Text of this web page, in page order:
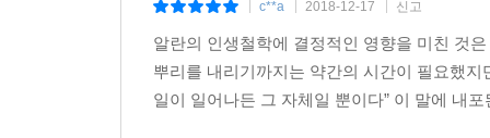
한국 독자들이 가장 관심을 가질 부분은 역시
거짓말이 들통 나는데, 이는 김정일이 후에 어
역사까지 완전히 달라졌을지 모르는 일이다.
c**a 2018-12-17 신고
알란의 인생철학에 결정적인 영향을 미친 것
뿌리를 내리기까지는 약간의 시간이 필요했
일이 일어나든 그 자체일 뿐이다” 이 말에 내